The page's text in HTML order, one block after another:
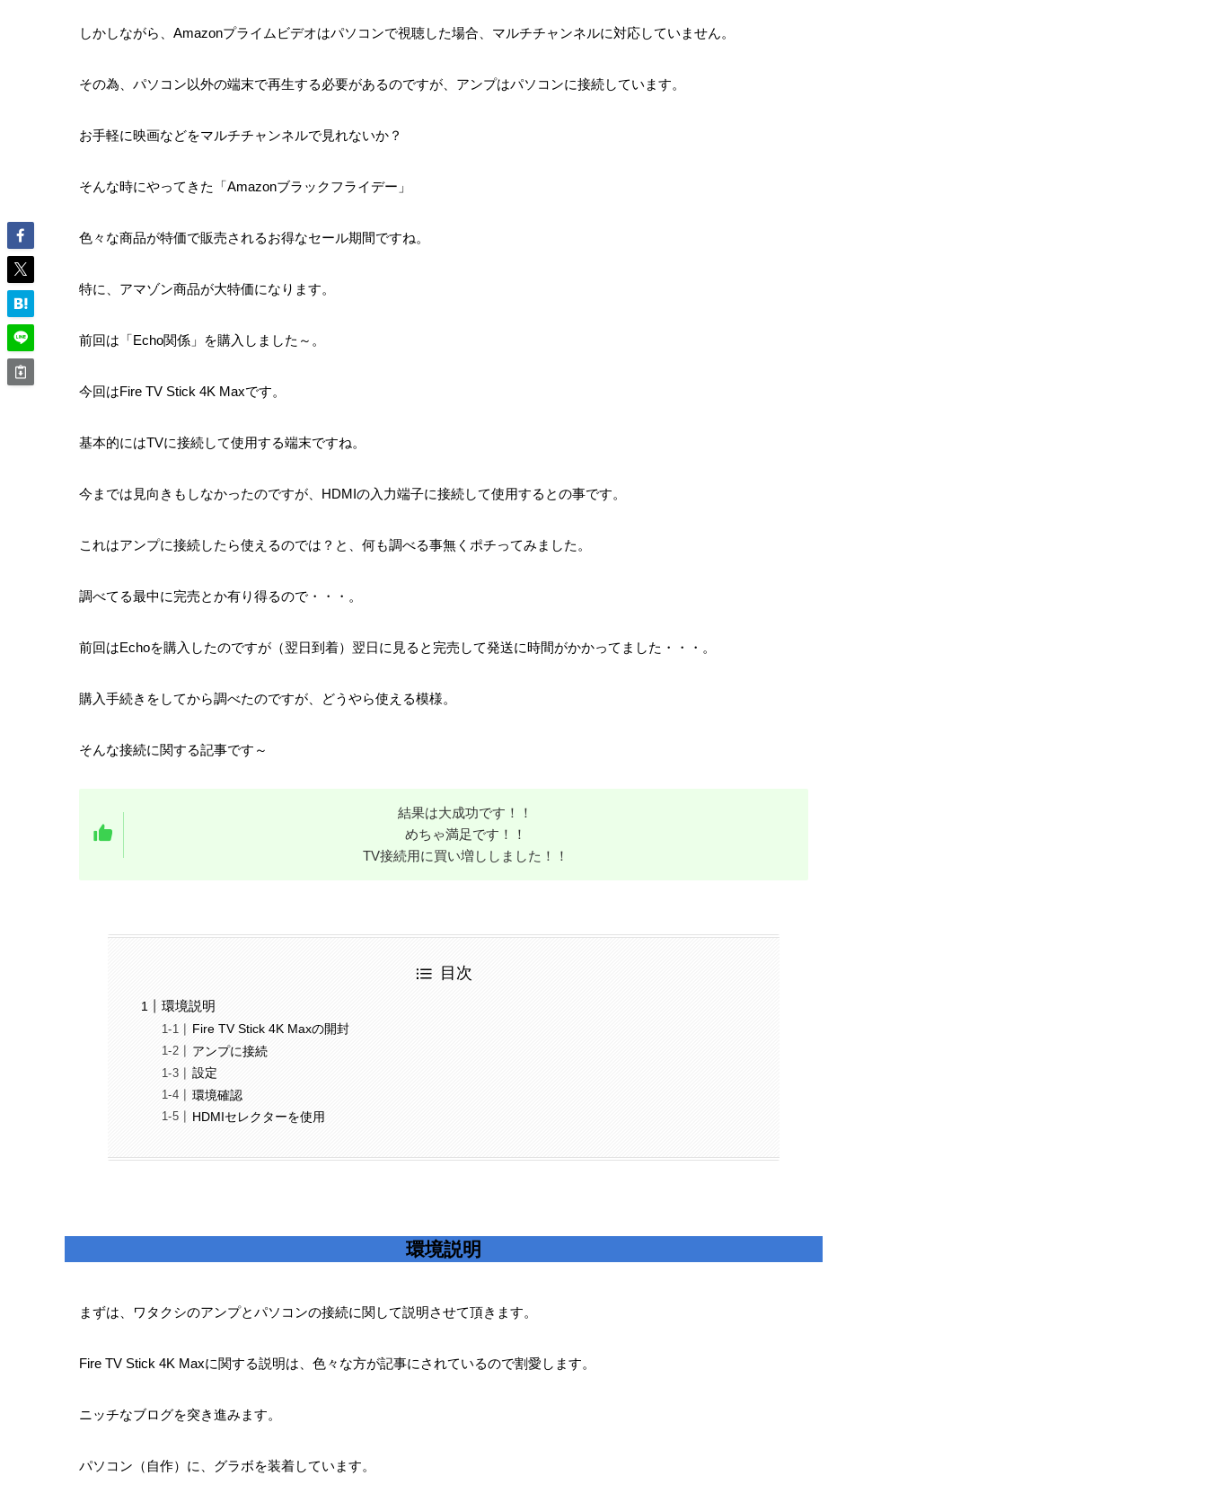
しかしながら、Amazonプライムビデオはパソコンで視聴した場合、マルチチャンネルに対応していません。
その為、パソコン以外の端末で再生する必要があるのですが、アンプはパソコンに接続しています。
お手軽に映画などをマルチチャンネルで見れないか？
そんな時にやってきた「Amazonブラックフライデー」
色々な商品が特価で販売されるお得なセール期間ですね。
特に、アマゾン商品が大特価になります。
前回は「Echo関係」を購入しました～。
今回はFire TV Stick 4K Maxです。
基本的にはTVに接続して使用する端末ですね。
今までは見向きもしなかったのですが、HDMIの入力端子に接続して使用するとの事です。
これはアンプに接続したら使えるのでは？と、何も調べる事無くポチってみました。
調べてる最中に完売とか有り得るので・・・。
前回はEchoを購入したのですが（翌日到着）翌日に見ると完売して発送に時間がかかってました・・・。
購入手続きをしてから調べたのですが、どうやら使える模様。
そんな接続に関する記事です～
結果は大成功です！！
めちゃ満足です！！
TV接続用に買い増ししました！！
目次
環境説明
Fire TV Stick 4K Maxの開封
アンプに接続
設定
環境確認
HDMIセレクターを使用
環境説明
まずは、ワタクシのアンプとパソコンの接続に関して説明させて頂きます。
Fire TV Stick 4K Maxに関する説明は、色々な方が記事にされているので割愛します。
ニッチなブログを突き進みます。
パソコン（自作）に、グラボを装着しています。